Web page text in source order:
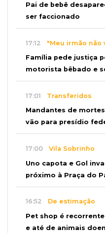
Pai de bebê
ser faccionado
17:12 "Meu irmão não
Família pede justiça
motorista bêbado e
17:01 Transferidos
Mandantes de
vão para presídio
17:00 Vila Sobrinho
Uno capota e Gol
próximo à Praça do
16:52 De estimação
Pet shop é
e até de animais